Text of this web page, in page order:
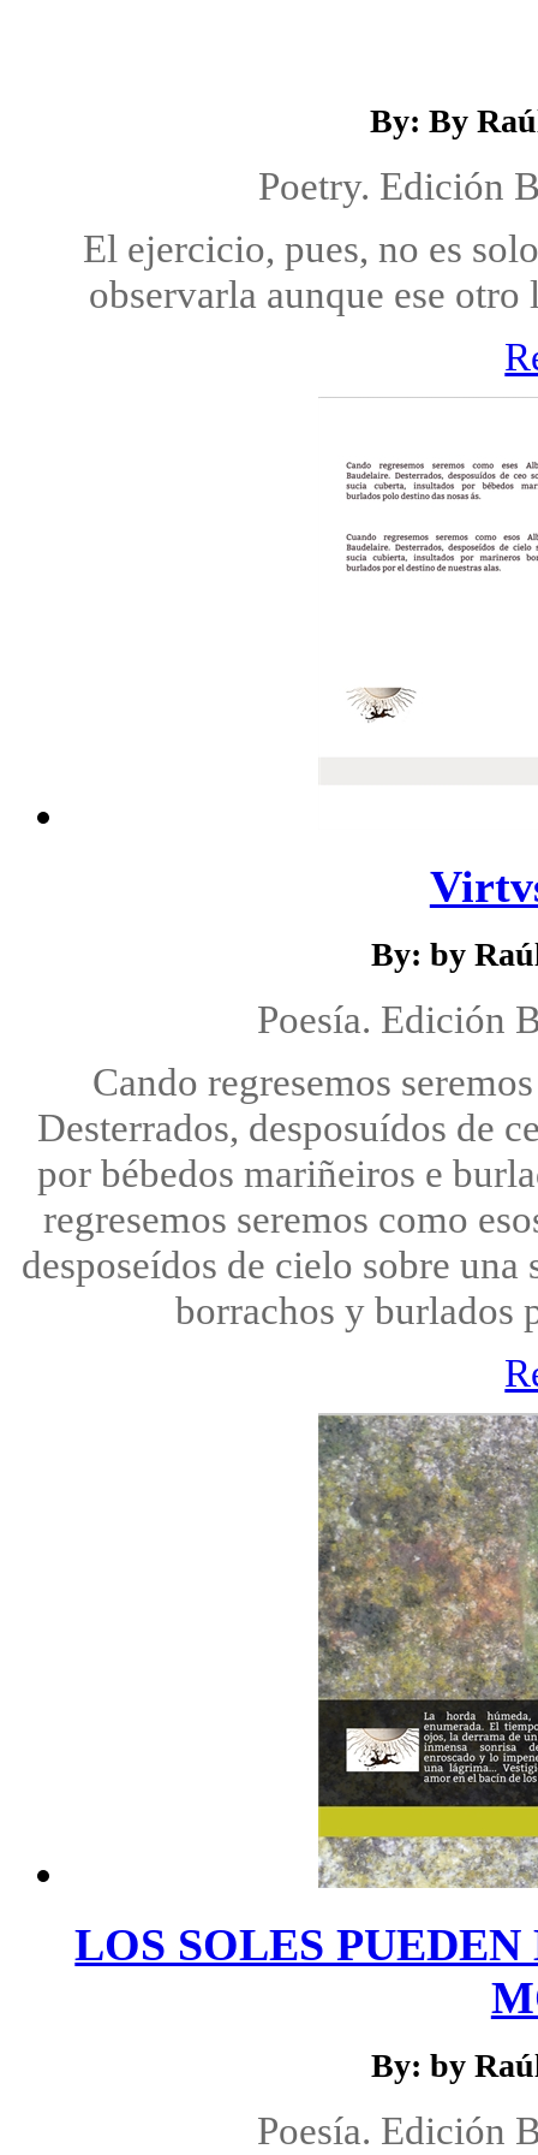
By: By
Poetry. Edición
El ejercicio, pues, no es
observarla aunque ese
By: by
Poesía. Edición
Cando regresemos
Desterrados, desposuídos de
por bébedos mariñeiros e
regresemos seremos como
desposeídos de cielo sobre
borrachos y burlados
LOS SOLES
By: by
Poesía. Edición